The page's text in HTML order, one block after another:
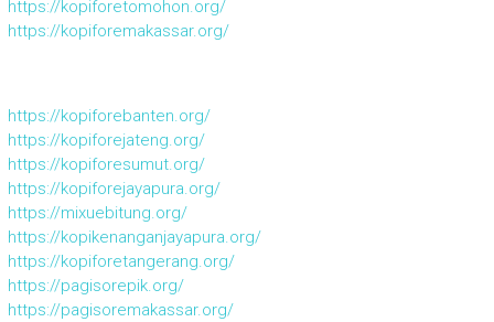
https://kopiforetomohon.org/
https://kopiforemakassar.org/
https://kopiforebanten.org/
https://kopiforejateng.org/
https://kopiforesumut.org/
https://kopiforejayapura.org/
https://mixuebitung.org/
https://kopikenanganjayapura.org/
https://kopiforetangerang.org/
https://pagisorepik.org/
https://pagisoremakassar.org/